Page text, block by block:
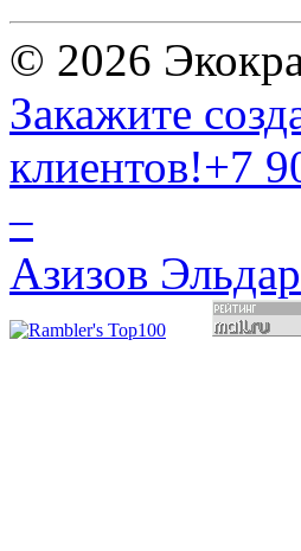
© 2026
Закажите
клиентов!+7
–
Азизов Эльдар